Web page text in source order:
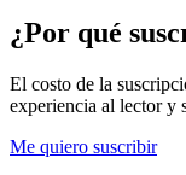
¿Por qué
El costo de la
experiencia al lector y
Me quiero suscribir